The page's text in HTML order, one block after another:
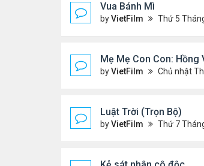
Vua Bánh Mì
byVietFilm Thứ 5 Tháng 10
Mẹ Mẹ Con Con: Hồng
byVietFilm Chủ nhật Tháng 12
Luật Trời (Trọn Bộ)
byVietFilm Thứ 7 Tháng 10